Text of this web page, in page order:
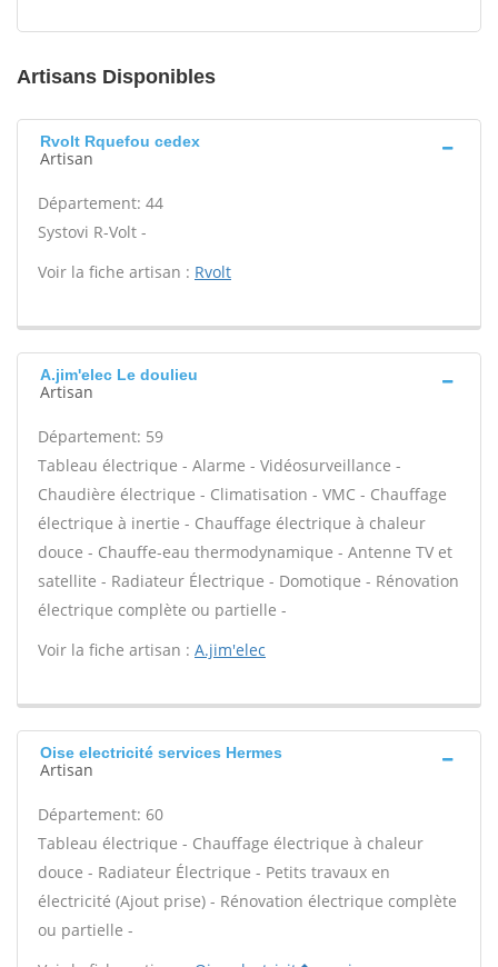
Artisans Disponibles
Rvolt Rquefou cedex
Artisan
Département: 44
Systovi R-Volt -
Voir la fiche artisan : Rvolt
A.jim'elec Le doulieu
Artisan
Département: 59
Tableau électrique - Alarme - Vidéosurveillance -
Chaudière électrique - Climatisation - VMC - Chauffage
électrique à inertie - Chauffage électrique à chaleur
douce - Chauffe-eau thermodynamique - Antenne TV et
satellite - Radiateur Électrique - Domotique - Rénovation
électrique complète ou partielle -
Voir la fiche artisan : A.jim'elec
Oise electricité services Hermes
Artisan
Département: 60
Tableau électrique - Chauffage électrique à chaleur
douce - Radiateur Électrique - Petits travaux en
électricité (Ajout prise) - Rénovation électrique complète
ou partielle -